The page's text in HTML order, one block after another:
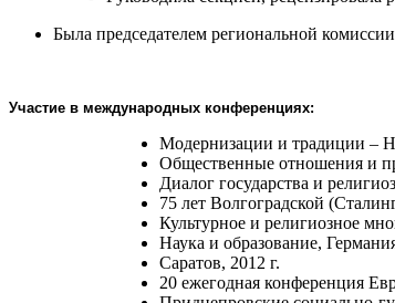
Была председателем региональной
Участие в международных конференциях:
Модернизации и традиции –
Общественные отношения и
Диалог государства и
75 лет Волгоградской
Культурное и религиозное
Наука и образование,
Саратов, 2012 г.
20 ежегодная конференция